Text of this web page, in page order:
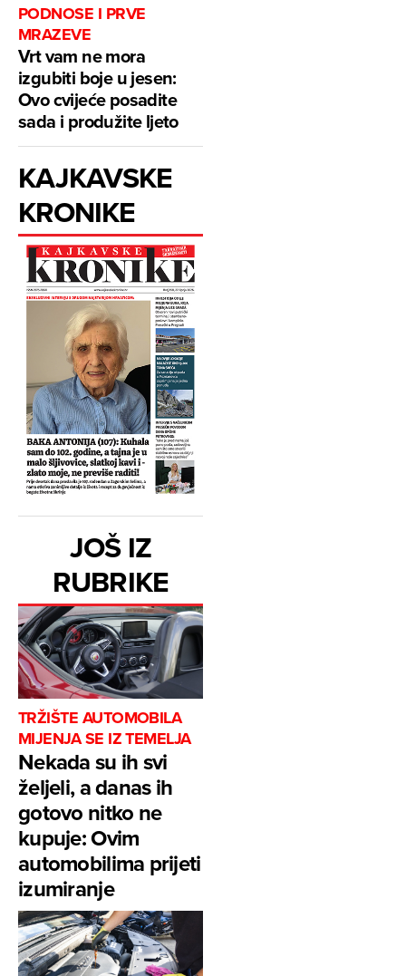
PODNOSE I PRVE
MRAZEVE
Vrt vam ne mora
izgubiti boje u jesen:
Ovo cvijeće posadite
sada i produžite ljeto
KAJKAVSKE
KRONIKE
JOŠ IZ
RUBRIKE
TRŽIŠTE AUTOMOBILA
MIJENJA SE IZ TEMELJA
Nekada su ih svi
željeli, a danas ih
gotovo nitko ne
kupuje: Ovim
automobilima prijeti
izumiranje